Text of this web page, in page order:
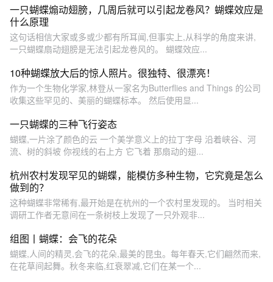
一只蝴蝶煽动翅膀，几周后就可以引起龙卷风？蝴蝶效应是
什么原理
这句话相信大家或多或少都有所耳闻,但事实上,从科学的角度来讲,
一只蝴蝶扇动翅膀是无法引起龙卷风的。 蝴蝶效应...
10种蝴蝶放大后的惊人照片。很独特、很漂亮！
作为一个生物化学家,林登从一家名为Butterflies and Things 的公司
收集这些罕见的、美丽的蝴蝶标本。 然后使用显...
一只蝴蝶的三种飞行姿态
蝴蝶,一片涂了颜色的云 一个美学意义上的拉丁字母 沿着峡谷、河
流、树的斜坡 你视线的右上方 它飞着 那扇动的翅...
杭州农村发现罕见的蝴蝶，能模仿多种生物，它究竟是怎么
做到的？
这种蝴蝶非常稀有,最开始是在杭州的一个农村里发现的。 当时相关
调研工作者无意间在一条树枝上发现了一只外观非...
组图丨蝴蝶：会飞的花朵
蝴蝶,人间的精灵,会飞的花朵,最美的昆虫。每年春天,它们翩然而来,
在花草间起舞。秋冬来临,红衰翠减,它们在某一个...